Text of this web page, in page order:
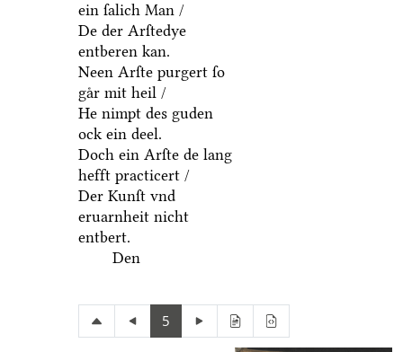
ein ſalich Man /
De der Arſtedye
entberen kan.
Neen Arſte purgert ſo
gaͤr mit heil /
He nimpt des guden
ock ein deel.
Doch ein Arſte de lang
hefft practicert /
Der Kunſt vnd
eruarnheit nicht
entbert.
Den
5